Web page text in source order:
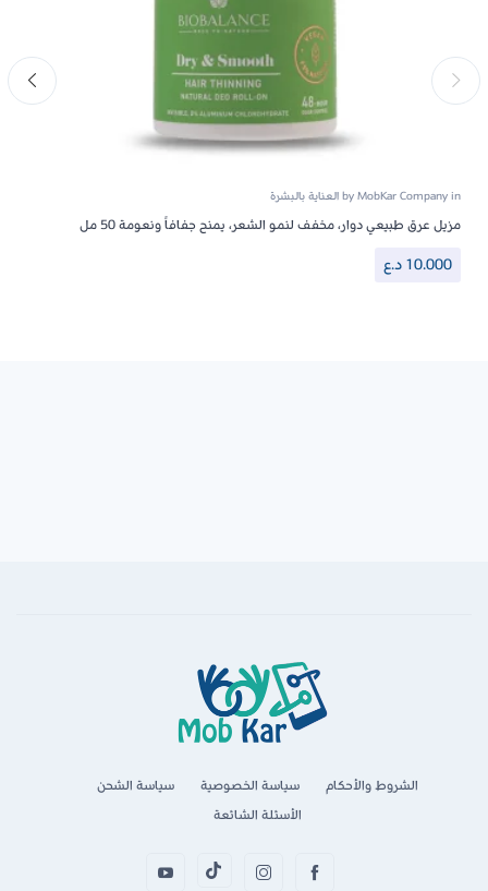
byMobKar Companyin العناية بالبشرة
مزيل عرق طبيعي دوار، مخفف لنمو الشعر، يمنح جفافاً ونعومة 50 مل
10.000د.ع
الشروط والأحكام سياسة الخصوصية
سياسة الشحن
الأسئلة الشائعة